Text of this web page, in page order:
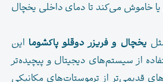
یا خاموش می‌کند تا دمای داخلی یخچال
یخچال و فریزر دوقلو پاکشوما این
از سیستم‌های دیجیتال و پیچیده‌تر